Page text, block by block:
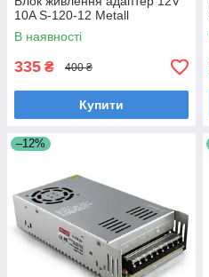
10A S-120-12 Metall
В наявності
335 ₴ 400 ₴
Купити
–12%